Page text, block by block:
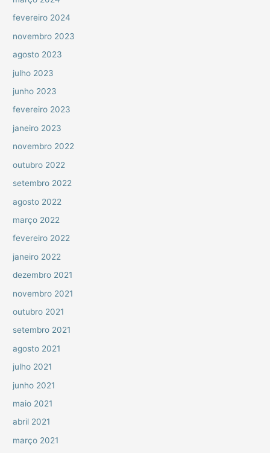
fevereiro 2024
novembro 2023
agosto 2023
julho 2023
junho 2023
fevereiro 2023
janeiro 2023
novembro 2022
outubro 2022
setembro 2022
agosto 2022
março 2022
fevereiro 2022
janeiro 2022
dezembro 2021
novembro 2021
outubro 2021
setembro 2021
agosto 2021
julho 2021
junho 2021
maio 2021
abril 2021
março 2021